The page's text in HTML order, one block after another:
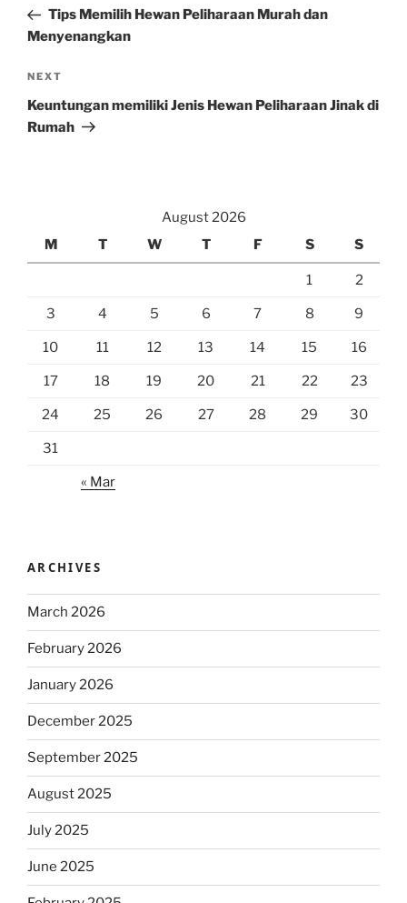
PostTips Memilih Hewan Peliharaan Murah dan
Menyenangkan
Next
Post
NEXT
Keuntungan memiliki Jenis Hewan Peliharaan Jinak di
Rumah
August 2026
M
T W T F S S
1 2
3 4 5 6 7 8 9
10 11 12 13 14 15 16
17 18 19 20 21 22 23
24 25 26 27 28 29 30
31
« Mar
ARCHIVES
March 2026
February 2026
January 2026
December 2025
September 2025
August 2025
July 2025
June 2025